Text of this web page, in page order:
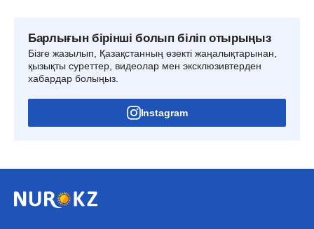
Барлығын бірінші болып біліп отырыңыз
Бізге жазылып, Қазақстанның өзекті жаңалықтарынан,
қызықты суреттер, видеолар мен эксклюзивтерден
хабардар болыңыз.
Instagram